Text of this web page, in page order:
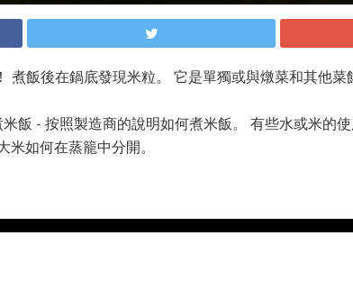
飯後在鍋底發現米粒。 它是單獨或與燉菜和其他菜
飯 - 按照製造商的說明如何煮米飯。 有些水或米的
米如何在蒸籠中分開。